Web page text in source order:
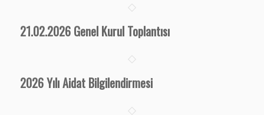
21.02.2026 Genel Kurul Toplantısı
2026 Yılı Aidat Bilgilendirmesi